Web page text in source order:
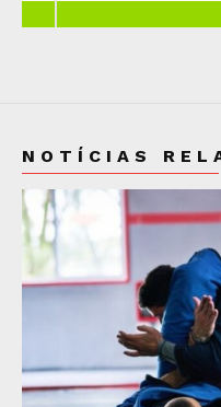
NOTÍCIAS